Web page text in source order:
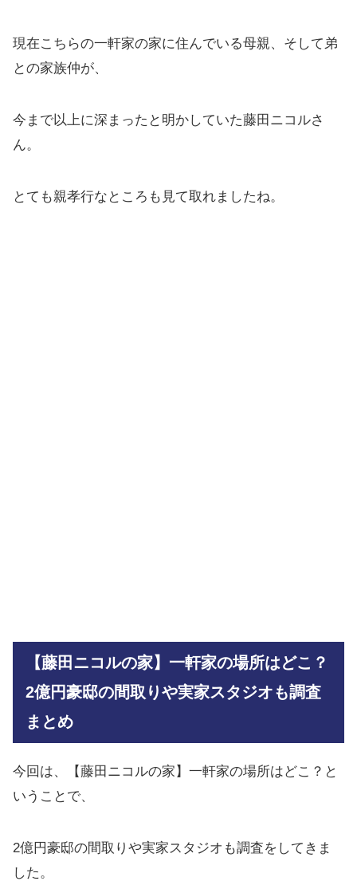
現在こちらの一軒家の家に住んでいる母親、そして弟
との家族仲が、
今まで以上に深まったと明かしていた藤田ニコルさ
ん。
とても親孝行なところも見て取れましたね。
【藤田ニコルの家】一軒家の場所はどこ？
2億円豪邸の間取りや実家スタジオも調査
まとめ
今回は、【藤田ニコルの家】一軒家の場所はどこ？と
いうことで、
2億円豪邸の間取りや実家スタジオも調査をしてきま
した。